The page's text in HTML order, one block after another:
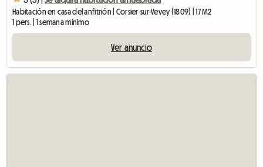
Habitación en casa del anfitrión | Corsier-sur-Vevey (1809) | 17 M2
1 pers. | 1 semana mínimo
Ver anuncio